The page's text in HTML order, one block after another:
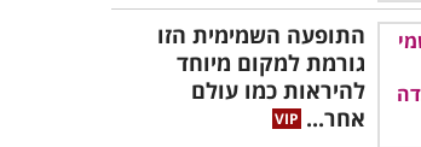
התופעה השמימית הזו
גורמת למקום מיוחד
להיראות כמו עולם
אחר...